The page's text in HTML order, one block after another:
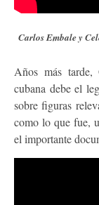
Carlos Embale y
Años más tarde,
cubana debe el
sobre figuras
como lo que fue,
el importante